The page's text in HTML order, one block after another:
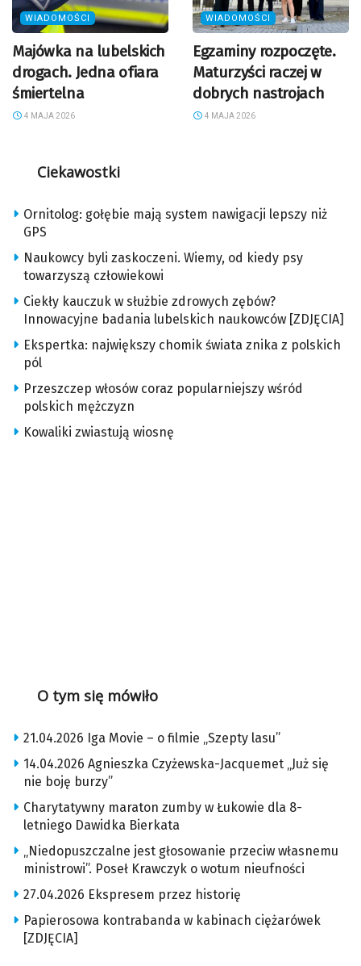
WIADOMOŚCI
Majówka na lubelskich
drogach. Jedna ofiara
śmiertelna
4 MAJA 2026
WIADOMOŚCI
Egzaminy rozpoczęte.
Maturzyści raczej w
dobrych nastrojach
4 MAJA 2026
Ciekawostki
Ornitolog: gołębie mają system nawigacji lepszy niż
GPS
Naukowcy byli zaskoczeni. Wiemy, od kiedy psy
towarzyszą człowiekowi
Ciekły kauczuk w służbie zdrowych zębów?
Innowacyjne badania lubelskich naukowców [ZDJĘCIA]
Ekspertka: największy chomik świata znika z polskich
pól
Przeszczep włosów coraz popularniejszy wśród
polskich mężczyzn
Kowaliki zwiastują wiosnę
O tym się mówiło
21.04.2026 Iga Movie – o filmie „Szepty lasu”
14.04.2026 Agnieszka Czyżewska-Jacquemet „Już się
nie boję burzy”
Charytatywny maraton zumby w Łukowie dla 8-
letniego Dawidka Bierkata
„Niedopuszczalne jest głosowanie przeciw własnemu
ministrowi”. Poseł Krawczyk o wotum nieufności
27.04.2026 Ekspresem przez historię
Papierosowa kontrabanda w kabinach ciężarówek
[ZDJĘCIA]